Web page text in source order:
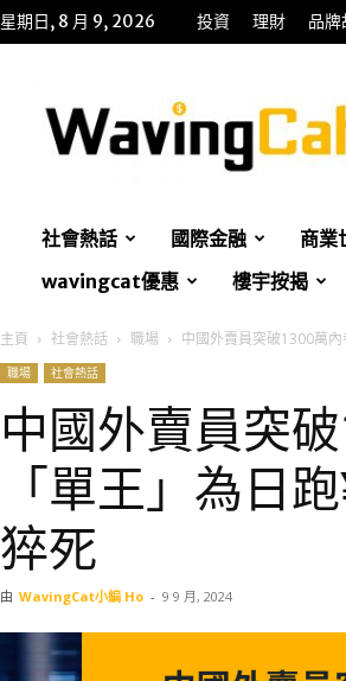
星期日, 8 月 9, 2026 投資 理財 品牌
招
財
貓
社會熱話 國際金融 商業
wavingcat優惠
樓宇按揭
主頁 社會熱話 職場 中國外賣員突破1300萬
職場 社會熱話
中國外賣員突
「單王」為日
猝死
由 WavingCat小編 Ho - 9 9 月, 2024